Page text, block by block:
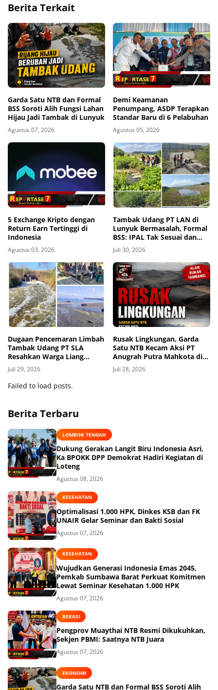
Berita Terkait
Garda Satu NTB dan Formal
BSS Soroti Alih Fungsi Lahan
Hijau Jadi Tambak di Lunyuk
Agustus 07, 2026
Demi Keamanan
Penumpang, ASDP Terapkan
Standar Baru di 6 Pelabuhan
Agustus 05, 2026
5 Exchange Kripto dengan
Return Earn Tertinggi di
Indonesia
Agustus 03, 2026
Tambak Udang PT LAN di
Lunyuk Bermasalah, Formal
BSS: IPAL Tak Sesuai dan
Mangrove Dibabat
Juli 30, 2026
Dugaan Pencemaran Limbah
Tambak Udang PT SLA
Resahkan Warga Liang
Bagek, Biota Laut Mati,
Anak-Anak Alami Gatal-
Gatal
Juli 29, 2026
Rusak Lingkungan, Garda
Satu NTB Kecam Aksi PT
Anugrah Putra Mahkota di
Pantai Babar
Juli 28, 2026
Failed to load posts.
Berita Terbaru
LOMBOK TENGAH
Dukung Gerakan Langit Biru Indonesia Asri,
Ka BPOKK DPP Demokrat Hadiri Kegiatan di
Loteng
Agustus 08, 2026
KESEHATAN
Optimalisasi 1.000 HPK, Dinkes KSB dan FK
UNAIR Gelar Seminar dan Bakti Sosial
Agustus 07, 2026
KESEHATAN
Wujudkan Generasi Indonesia Emas 2045,
Pemkab Sumbawa Barat Perkuat Komitmen
Lewat Seminar Kesehatan 1.000 HPK
Agustus 07, 2026
BEKASI
Pengprov Muaythai NTB Resmi Dikukuhkan,
Sekjen PBMI: Saatnya NTB Juara
Agustus 07, 2026
EKONOMI
Garda Satu NTB dan Formal BSS Soroti Alih